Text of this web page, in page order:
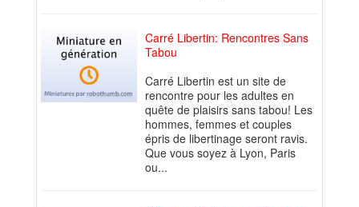
Carré Libertin: Rencontres Sans
Tabou
Carré Libertin est un site de
rencontre pour les adultes en
quête de plaisirs sans tabou! Les
hommes, femmes et couples
épris de libertinage seront ravis.
Que vous soyez à Lyon, Paris
ou...